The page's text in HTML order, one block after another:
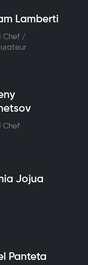
Lamberti
Chef /
Chef
Jojua
Panteta